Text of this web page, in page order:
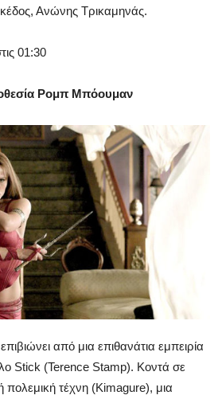
Ανώνης Τρικαμηνάς.
01:30
Ρομπ Μπόουμαν
από μια επιθανάτια εμπειρία
Stick (Terence Stamp). Κοντά σε
πολεμική τέχνη (Kimagure), μια